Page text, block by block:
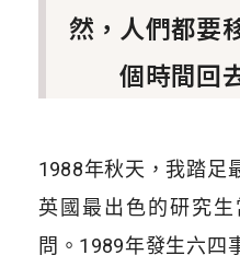
然，人們都要
個時間回
1988年秋天，我踏足
英國最出色的研究
問。1989年發生六四